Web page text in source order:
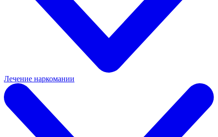
Лечение наркомании